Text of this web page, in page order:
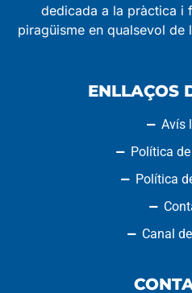
dedicada a la pràctica i
piragüisme en qualsevol de
ENLLAÇOS
Avís
Política
Política
Canal